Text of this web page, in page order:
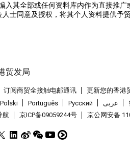
入其全部或任何资料库内作为直接推
士同意及授权，将其个人资料提供予
订阅商贸全接触电邮通讯 更新您的香港
Polski Português Pусский عربى
航 京ICP备09059244号 京公网安备